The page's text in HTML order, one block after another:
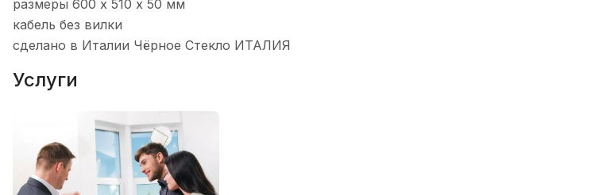
размеры 600 х 510 х 50 мм
кабель без вилки
сделано в Италии Чёрное Стекло ИТАЛИЯ
Услуги